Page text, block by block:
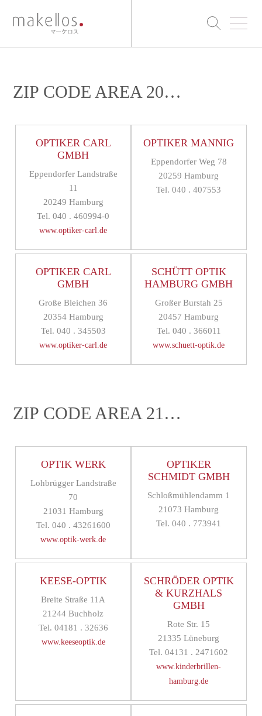
ZIP CODE AREA 20…
OPTIKER CARL
GMBH
Eppendorfer Landstraße
11
20249 Hamburg
Tel. 040 . 460994-0
www.optiker-carl.de
OPTIKER MANNIG
Eppendorfer Weg 78
20259 Hamburg
Tel. 040 . 407553
OPTIKER CARL
GMBH
Große Bleichen 36
20354 Hamburg
Tel. 040 . 345503
www.optiker-carl.de
SCHÜTT OPTIK
HAMBURG GMBH
Großer Burstah 25
20457 Hamburg
Tel. 040 . 366011
www.schuett-optik.de
ZIP CODE AREA 21…
OPTIK WERK
Lohbrügger Landstraße
70
21031 Hamburg
Tel. 040 . 43261600
www.optik-werk.de
OPTIKER
SCHMIDT GMBH
Schloßmühlendamm 1
21073 Hamburg
Tel. 040 . 773941
KEESE-OPTIK
Breite Straße 11A
21244 Buchholz
Tel. 04181 . 32636
www.keeseoptik.de
SCHRÖDER OPTIK
& KURZHALS
GMBH
Rote Str. 15
21335 Lüneburg
Tel. 04131 . 2471602
www.kinderbrillen-
hamburg.de